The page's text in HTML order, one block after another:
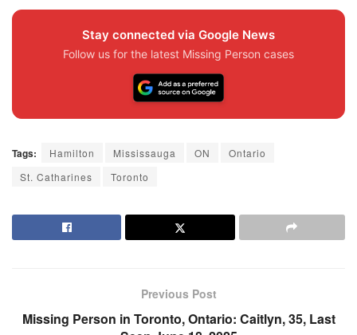
Stay connected via Google News
Follow us for the latest Missing Person cases
Tags: Hamilton Mississauga ON
Ontario
St. Catharines
Toronto
Previous Post
Missing Person in Toronto, Ontario: Caitlyn, 35, Last